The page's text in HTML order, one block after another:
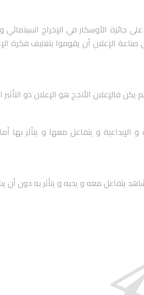
جائزة الأوسكار في الإخراج
الإعلان أن يقوموا بتغليف
الأنجح هو الإعلان ذو
و يتفاعل معها و يتأثر بها
يتفاعل معه و يحبه و يتأثر به دون أن